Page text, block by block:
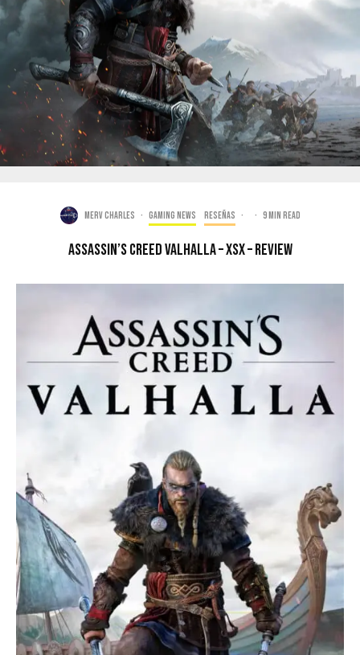
Merv Charles · Gaming news Reseñas · · 9 min read
Assassin’s Creed Valhalla – XSX – Review